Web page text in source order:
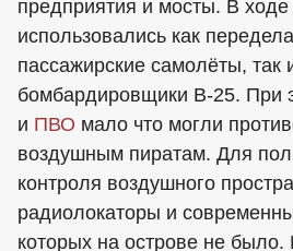
предприятия и мосты. В ходе
использовались как
пассажирские самолёты, так
бомбардировщики В-25. При
и ПВО мало что могли
воздушным пиратам. Для
контроля воздушного
радиолокаторы и
которых на острове не